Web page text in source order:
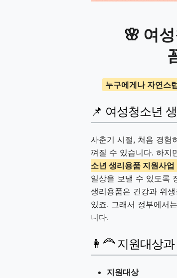
🌸 여
누구에게나 자연스
📌 여성청소년
사춘기 시절, 처음 경험
껴질 수 있습니다. 하지
소년 생리용품 지원사업
일상을 보낼 수 있도록
생리용품은 건강과 위
있죠. 그래서 정부에서는
니다.
👩‍🦰 지원대상
지원대상